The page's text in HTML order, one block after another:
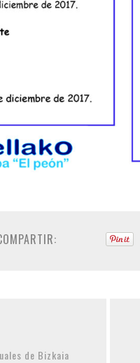
de Bizkaia